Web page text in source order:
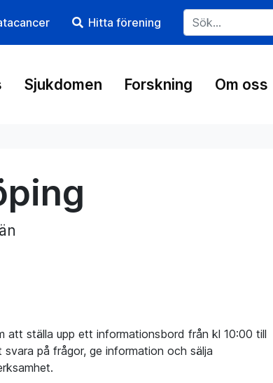
Hitta förening
Sjukdomen Forskning Om oss
att ställa upp ett informationsbord från kl 10:00 till
på frågor, ge information och sälja